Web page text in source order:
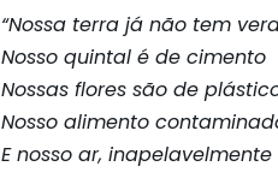
“Nossa terra já não tem
Nosso quintal é de cimento
Nossas flores são de
Nosso alimento
E nosso ar,